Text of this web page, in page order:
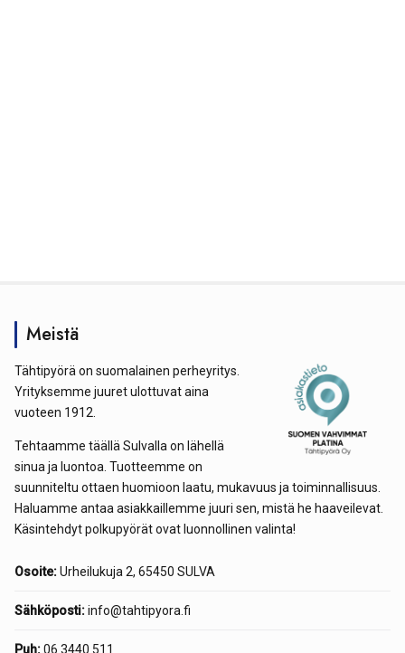
Meistä
Tähtipyörä on suomalainen perheyritys.
Yrityksemme juuret ulottuvat aina
vuoteen 1912.
Tehtaamme täällä Sulvalla on lähellä
sinua ja luontoa. Tuotteemme on
suunniteltu ottaen huomioon laatu, mukavuus ja toiminnallisuus.
Haluamme antaa asiakkaillemme juuri sen, mistä he haaveilevat.
Käsintehdyt polkupyörät ovat luonnollinen valinta!
Osoite:Urheilukuja 2, 65450 SULVA
Sähköposti:info@tahtipyora.fi
Puh:06 3440 511